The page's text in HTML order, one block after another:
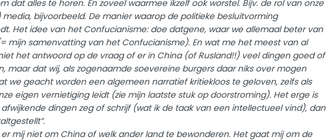
dat alles te horen. En zoveel waarmee ikzelf ook worstel. Bijv. de rol van onze
media, bijvoorbeeld. De manier waarop de politieke besluitvorming
Het idee van het Confucianisme: doe datgene, waar we allemaal beter van
mijn samenvatting van het Confucianisme). En wat me het meest van al
het antwoord op de vraag of er in China (of Rusland!!) veel dingen goed of
maar dat wij, als zogenaamde soevereine burgers daar niks over mogen
we geacht worden een algemeen narratief kritiekloos te geloven, zelfs als
eigen vernietiging leidt (zie mijn laatste stuk op doorstroming). Het erge is
afwijkende dingen zeg of schrijf (wat ik de taak van een intellectueel vind), dan
mij niet om China of welk ander land te bewonderen. Het gaat mij om de